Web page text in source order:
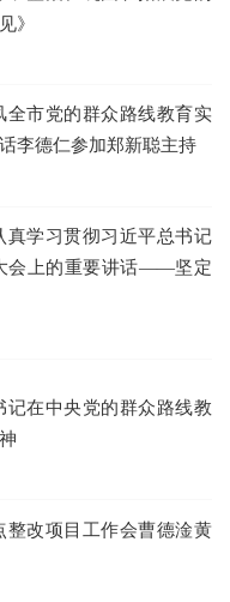
》
全市党的群众路线教育实
李德仁参加郑新聪主持
真学习贯彻习近平总书记
会上的重要讲话——坚定
在中央党的群众路线教
整改项目工作会曹德淦黄